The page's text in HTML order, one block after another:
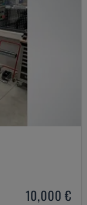
10,000 €